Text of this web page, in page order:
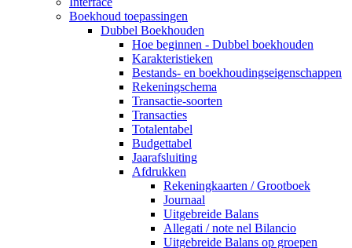
Boekhoud toepassingen
Dubbel Boekhouden
Hoe beginnen - Dubbel boekhouden
Karakteristieken
Bestands- en boekhoudingseigenschappen
Rekeningschema
Transactie-soorten
Transacties
Totalentabel
Budgettabel
Jaarafsluiting
Afdrukken
Rekeningkaarten / Grootboek
Journaal
Uitgebreide Balans
Allegati / note nel Bilancio
Uitgebreide Balans op groepen